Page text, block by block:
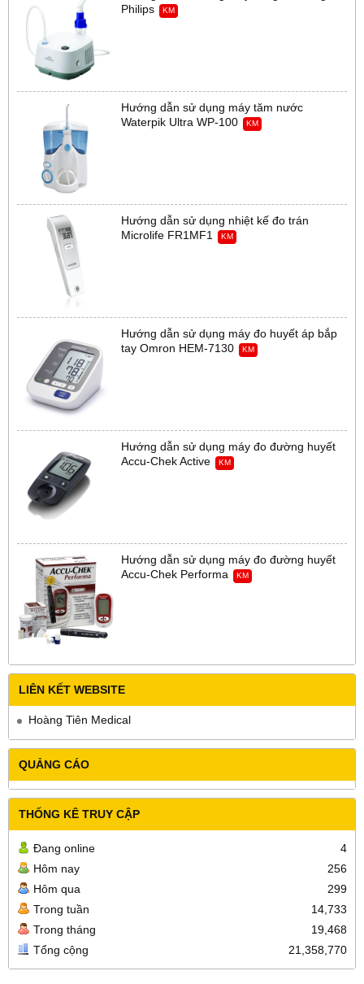
Philips
KM
Hướng dẫn sử dụng máy tăm nước
Waterpik Ultra WP-100
KM
Hướng dẫn sử dụng nhiệt kế đo trán
Microlife FR1MF1
KM
Hướng dẫn sử dụng máy đo huyết áp bắp
tay Omron HEM-7130
KM
Hướng dẫn sử dụng máy đo đường huyết
Accu-Chek Active
KM
Hướng dẫn sử dụng máy đo đường huyết
Accu-Chek Performa
KM
LIÊN KẾT WEBSITE
Hoàng Tiên Medical
QUẢNG CÁO
THỐNG KÊ TRUY CẬP
Đang online
4
Hôm nay
256
Hôm qua
299
Trong tuần
14,733
Trong tháng
19,468
Tổng cộng
21,358,770